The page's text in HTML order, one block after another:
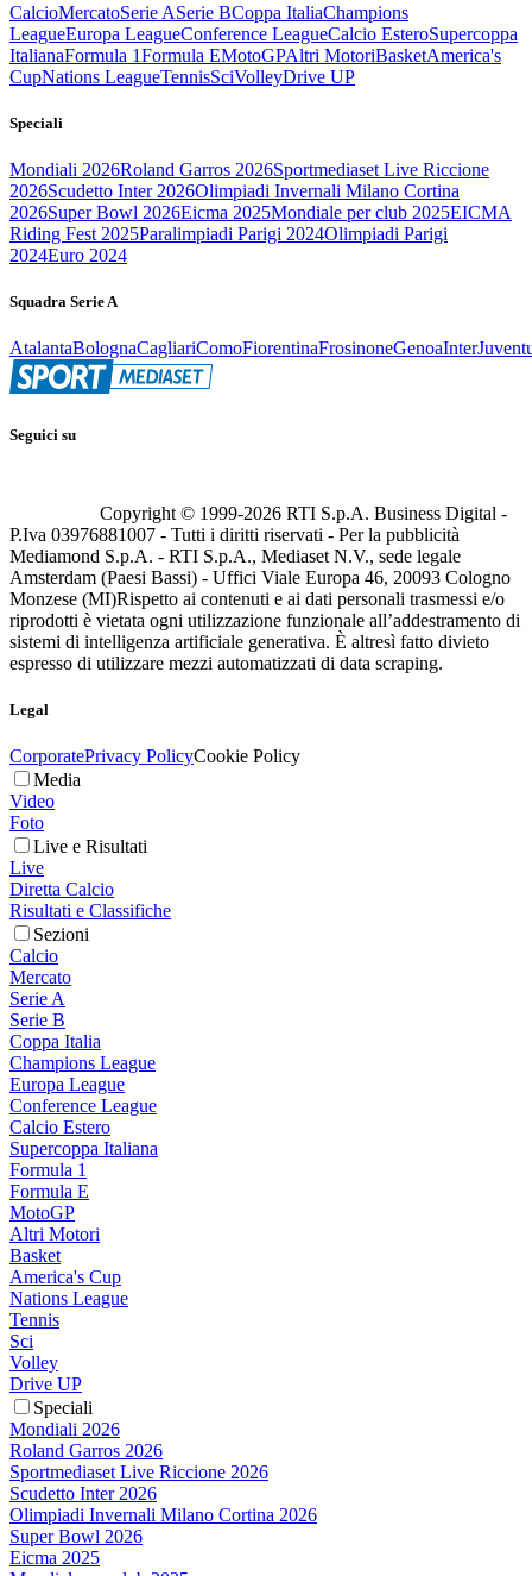
CalcioMercatoSerie ASerie BCoppa ItaliaChampions
LeagueEuropa LeagueConference LeagueCalcio EsteroSupercoppa
ItalianaFormula 1Formula EMotoGPAltri MotoriBasketAmerica's
CupNations LeagueTennisSciVolleyDrive UP
Speciali
Mondiali 2026Roland Garros 2026Sportmediaset Live Riccione
2026Scudetto Inter 2026Olimpiadi Invernali Milano Cortina
2026Super Bowl 2026Eicma 2025Mondiale per club 2025EICMA
Riding Fest 2025Paralimpiadi Parigi 2024Olimpiadi Parigi
2024Euro 2024
Squadra Serie A
AtalantaBolognaCagliariComoFiorentinaFrosinoneGenoaInter
Seguici su
Copyright © 1999-2026 RTI S.p.A. Business Digital -
P.Iva 03976881007 - Tutti i diritti riservati - Per la pubblicità
Mediamond S.p.A. - RTI S.p.A., Mediaset N.V., sede legale
Amsterdam (Paesi Bassi) - Uffici Viale Europa 46, 20093 Cologno
Monzese (MI)Rispetto ai contenuti e ai dati personali trasmessi e/o
riprodotti è vietata ogni utilizzazione funzionale all’addestramento di
sistemi di intelligenza artificiale generativa. È altresì fatto divieto
espresso di utilizzare mezzi automatizzati di data scraping.
Legal
CorporatePrivacy PolicyCookie Policy
Media
Video
Foto
Live e Risultati
Live
Diretta Calcio
Risultati e Classifiche
Sezioni
Calcio
Mercato
Serie A
Serie B
Coppa Italia
Champions League
Europa League
Conference League
Calcio Estero
Supercoppa Italiana
Formula 1
Formula E
MotoGP
Altri Motori
Basket
America's Cup
Nations League
Tennis
Sci
Volley
Drive UP
Speciali
Mondiali 2026
Roland Garros 2026
Sportmediaset Live Riccione 2026
Scudetto Inter 2026
Olimpiadi Invernali Milano Cortina 2026
Super Bowl 2026
Eicma 2025